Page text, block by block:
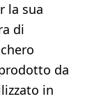
la sua
di
da
in